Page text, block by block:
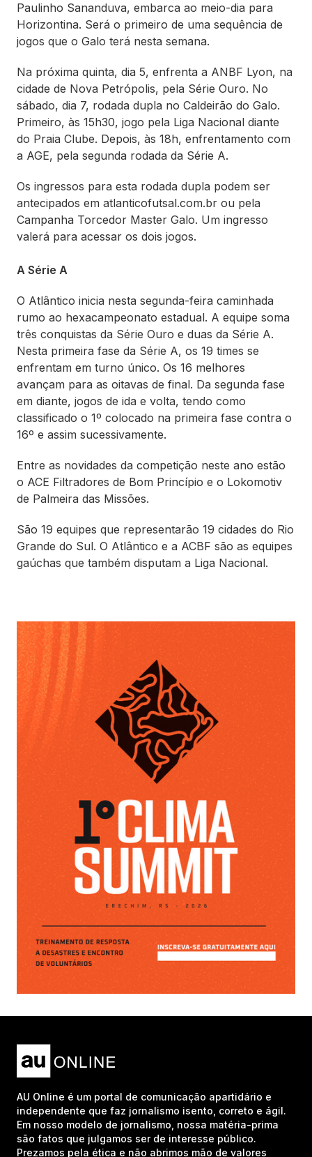
Paulinho Sananduva, embarca ao meio-dia para
Horizontina. Será o primeiro de uma sequência de
jogos que o Galo terá nesta semana.
Na próxima quinta, dia 5, enfrenta a ANBF Lyon, na
cidade de Nova Petrópolis, pela Série Ouro. No
sábado, dia 7, rodada dupla no Caldeirão do Galo.
Primeiro, às 15h30, jogo pela Liga Nacional diante
do Praia Clube. Depois, às 18h, enfrentamento com
a AGE, pela segunda rodada da Série A.
Os ingressos para esta rodada dupla podem ser
antecipados em atlanticofutsal.com.br ou pela
Campanha Torcedor Master Galo. Um ingresso
valerá para acessar os dois jogos.
A Série A
O Atlântico inicia nesta segunda-feira caminhada
rumo ao hexacampeonato estadual. A equipe soma
três conquistas da Série Ouro e duas da Série A.
Nesta primeira fase da Série A, os 19 times se
enfrentam em turno único. Os 16 melhores
avançam para as oitavas de final. Da segunda fase
em diante, jogos de ida e volta, tendo como
classificado o 1º colocado na primeira fase contra o
16º e assim sucessivamente.
Entre as novidades da competição neste ano estão
o ACE Filtradores de Bom Princípio e o Lokomotiv
de Palmeira das Missões.
São 19 equipes que representarão 19 cidades do Rio
Grande do Sul. O Atlântico e a ACBF são as equipes
gaúchas que também disputam a Liga Nacional.
AU Online é um portal de comunicação apartidário e
independente que faz jornalismo isento, correto e ágil.
Em nosso modelo de jornalismo, nossa matéria-prima
são fatos que julgamos ser de interesse público.
Prezamos pela ética e não abrimos mão de valores